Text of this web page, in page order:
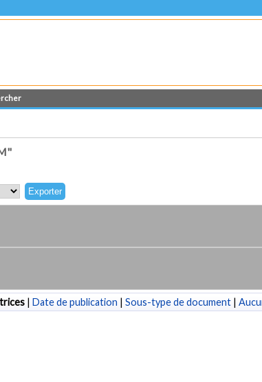
| Date de publication | Sous-type de document |